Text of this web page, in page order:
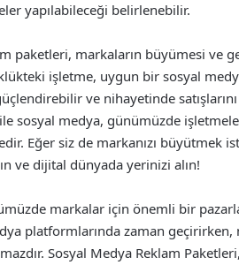
yapılabileceği belirlenebilir.
paketleri, markaların büyümesi ve
işletme, uygun bir sosyal
ve nihayetinde
sosyal medya, günümüzde
Eğer siz de markanızı büyütmek
ve dijital dünyada yerinizi alın!
markalar için önemli bir
platformlarında zaman
Sosyal Medya Reklam